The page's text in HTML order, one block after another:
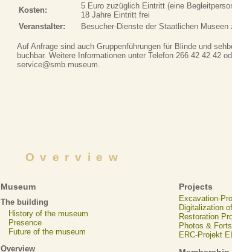
Kosten:
5 Euro zuzüglich Eintritt (eine
18 Jahre Eintritt frei
Veranstalter:
Besucher-Dienste der Staatlichen Museen
Auf Anfrage sind auch Gruppenführungen für Blinde und
buchbar. Weitere Informationen unter Telefon 266 42 42 42
service@smb.museum.
Overview
Museum
The building
History of the museum
Presence
Future of the museum
Overview
Projects
Excavation-
Digitalization
Restoration
Photos & Forts
ERC-Projekt